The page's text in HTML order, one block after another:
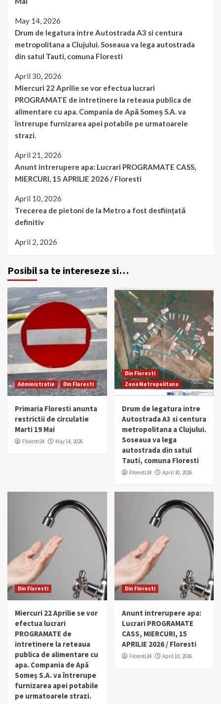
May 14, 2026
Drum de legatura intre Autostrada A3 si centura
metropolitana a Clujului. Soseaua va lega autostrada
din satul Tauti, comuna Floresti
April 30, 2026
Miercuri 22 Aprilie se vor efectua lucrari
PROGRAMATE de intretinere la reteaua publica de
alimentare cu apa. Compania de Apă Someș S.A. va
întrerupe furnizarea apei potabile pe urmatoarele
strazi.
April 21, 2026
Anunt intrerupere apa: Lucrari PROGRAMATE CASS,
MIERCURI, 15 APRILIE 2026 / Floresti
April 10, 2026
Trecerea de pietoni de la Metro a fost desființată
definitiv
April 2, 2026
Posibil sa te intereseze si…
Administratie Din Floresti
Primaria Floresti anunta
restrictii de circulatie
Marti 19 Mai
Floresti24 May 14, 2026
Din Floresti
Zona Metropolitana
Drum de legatura intre
Autostrada A3 si centura
metropolitana a Clujului.
Soseaua va lega
autostrada din satul
Tauti, comuna Floresti
Floresti24 April 30, 2026
Din Floresti
Miercuri 22 Aprilie se vor
efectua lucrari
PROGRAMATE de
intretinere la reteaua
publica de alimentare cu
apa. Compania de Apă
Someș S.A. va întrerupe
furnizarea apei potabile
pe urmatoarele strazi.
Din Floresti
Anunt intrerupere apa:
Lucrari PROGRAMATE
CASS, MIERCURI, 15
APRILIE 2026 / Floresti
Floresti24 April 10, 2026